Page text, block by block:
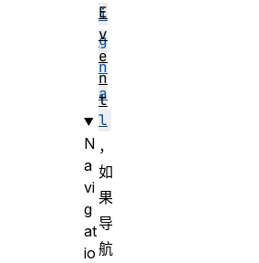
i
g
n
a
l
，
如
果
导
航
E
v
e
n
t
N
a
vi
g
at
io